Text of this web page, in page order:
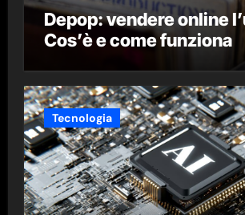
Depop: vendere online
Cos’è e come funziona
Tecnologia